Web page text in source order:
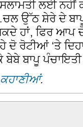
ਲਈ ਨਹੀਂ
ਉੱਠ ਸ਼ੇਰੇ ਦੇ ਬਾਪੂ
ਹਾਂ, ਫਿਰ ਆਪ
ਰੋਟੀਆਂ ‘ਤੇ
ਬਾਪੂ
ਕਹਾਣੀਆਂ.